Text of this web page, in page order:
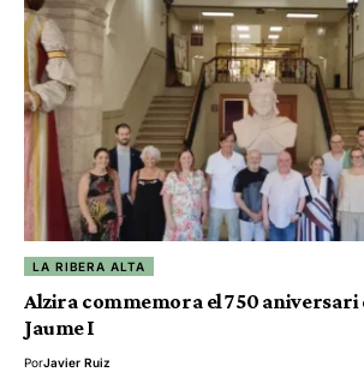
LA RIBERA ALTA
Alzira commemora el 750 aniversari
Jaume I
PorJavier Ruiz